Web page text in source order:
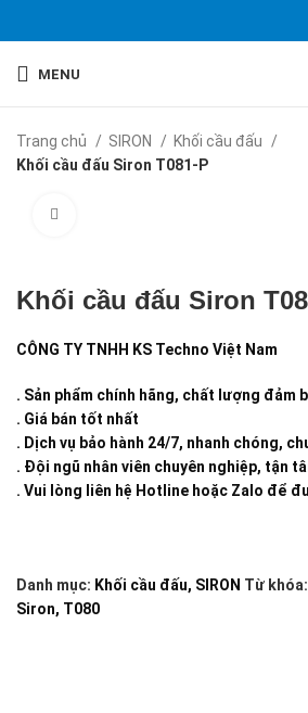
MENU
Trang chủ SIRON
Khối cầu đấu
Khối cầu đấu Siron T081-P
Khối cầu đấu Siron
CÔNG TY TNHH KS Techno Việt Nam
. Sản phẩm chính hãng, chất lượng đảm
. Giá bán tốt nhất
. Dịch vụ bảo hành 24/7, nhanh chóng,
. Đội ngũ nhân viên chuyên nghiệp, tận
. Vui lòng liên hệ Hotline hoặc Zalo để
Danh mục: Khối cầu đấu, SIRON Từ khóa:
Siron, T080